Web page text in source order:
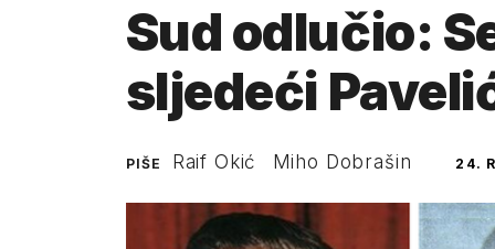
Sud odlučio:
sljedeći
PIŠE Raif Okić Miho Dobrašin 24.